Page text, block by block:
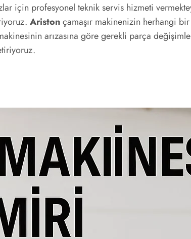
için profesyonel teknik servis hizmeti
Aristonçamaşır makinenizin herhangi
arızasına göre gerekli parça